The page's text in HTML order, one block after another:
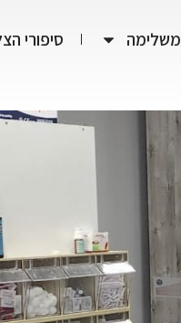
סיפורי